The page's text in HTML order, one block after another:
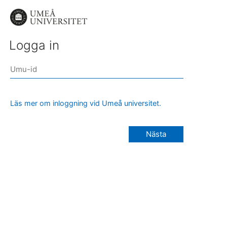
Logga in
Läs mer om inloggning vid Umeå universitet.
Nästa